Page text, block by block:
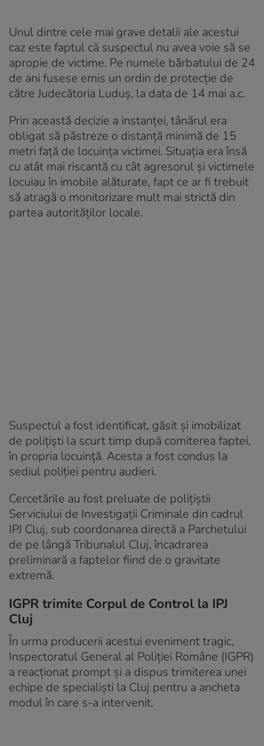
Unul dintre cele mai grave detalii ale acestui
caz este faptul că suspectul nu avea voie să se
apropie de victime. Pe numele bărbatului de 24
de ani fusese emis un ordin de protecție de
către Judecătoria Luduș, la data de 14 mai a.c.
Prin această decizie a instanței, tânărul era
obligat să păstreze o distanță minimă de 15
metri față de locuința victimei. Situația era însă
cu atât mai riscantă cu cât agresorul și victimele
locuiau în imobile alăturate, fapt ce ar fi trebuit
să atragă o monitorizare mult mai strictă din
partea autorităților locale.
Suspectul a fost identificat, găsit și imobilizat
de polițiști la scurt timp după comiterea faptei,
în propria locuință. Acesta a fost condus la
sediul poliției pentru audieri.
Cercetările au fost preluate de polițiștii
Serviciului de Investigații Criminale din cadrul
IPJ Cluj, sub coordonarea directă a Parchetului
de pe lângă Tribunalul Cluj, încadrarea
preliminară a faptelor fiind de o gravitate
extremă.
IGPR trimite Corpul de Control la IPJ
Cluj
În urma producerii acestui eveniment tragic,
Inspectoratul General al Poliției Române (IGPR)
a reacționat prompt și a dispus trimiterea unei
echipe de specialiști la Cluj pentru a ancheta
modul în care s-a intervenit.